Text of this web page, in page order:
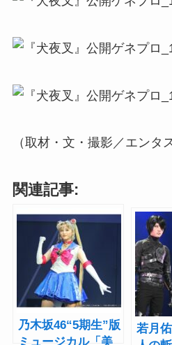
（取材・文・撮影／エンタ
関連記事:
乃木坂46“5期生”版
ミュージカル「美
若月